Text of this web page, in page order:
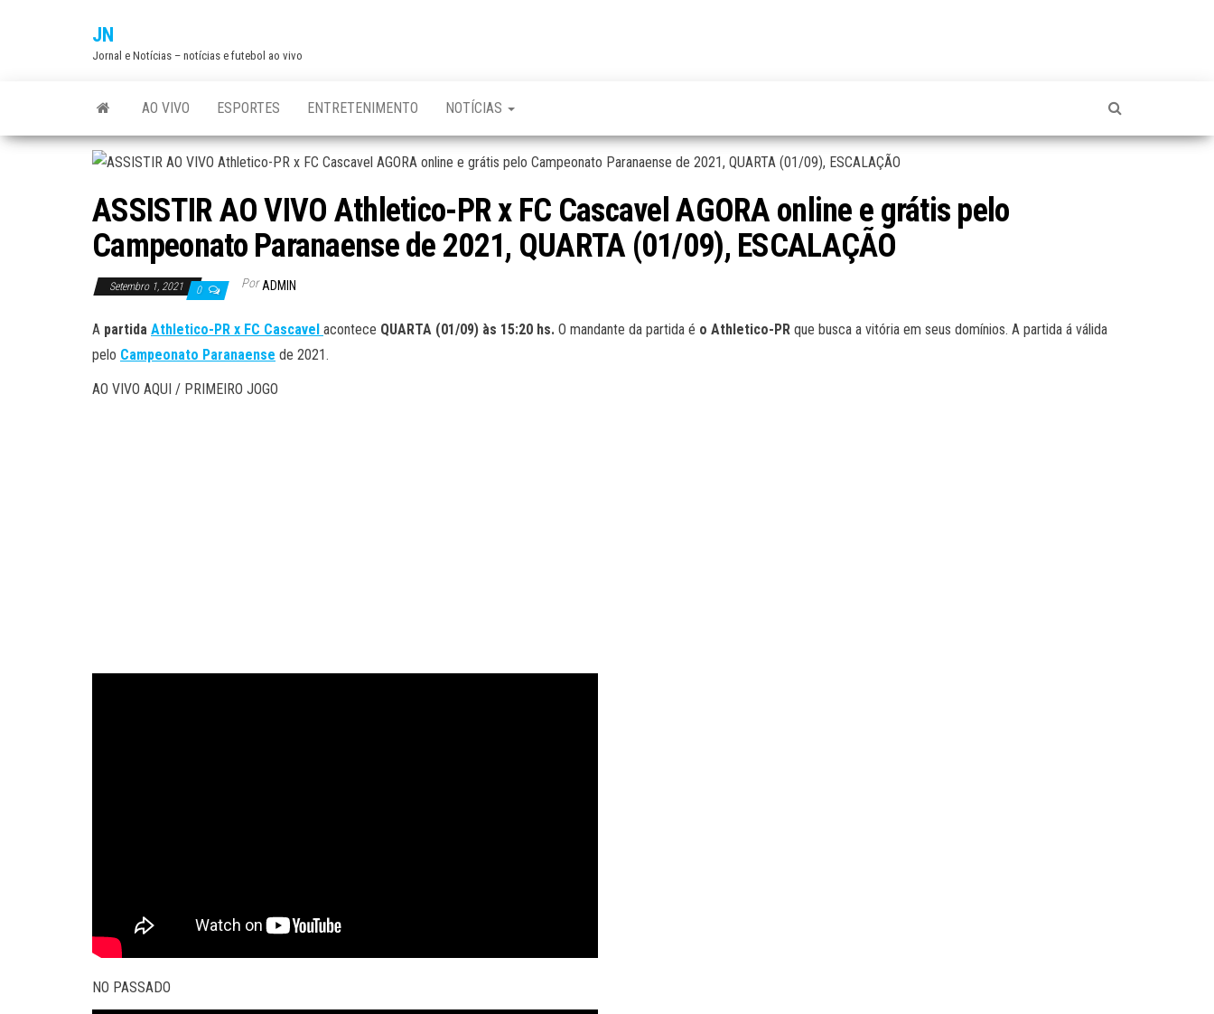
JN
Jornal e Notícias – notícias e futebol ao vivo
AO VIVO ESPORTES ENTRETENIMENTO NOTÍCIAS
ASSISTIR AO VIVO Athletico-PR x FC Cascavel AGORA online e grátis pelo
Campeonato Paranaense de 2021, QUARTA (01/09), ESCALAÇÃO
Setembro 1, 2021 0 Por ADMIN
A partida Athletico-PR x FC Cascavel acontece QUARTA (01/09) às 15:20 hs. O mandante da partida é o Athletico-PR que busca a vitória em seus domínios. A partida á válida
pelo Campeonato Paranaense de 2021.
AO VIVO AQUI / PRIMEIRO JOGO
NO PASSADO